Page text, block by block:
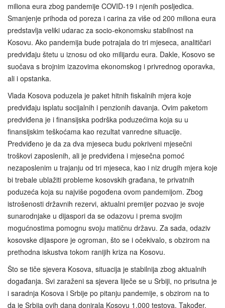
miliona eura zbog pandemije COVID-19 i njenih posljedica.
Smanjenje prihoda od poreza i carina za više od 200 miliona eura
predstavlja veliki udarac za socio-ekonomsku stabilnost na
Kosovu. Ako pandemija bude potrajala do tri mjeseca, analitičari
predviđaju štetu u iznosu od oko milijardu eura. Dakle, Kosovo se
suočava s brojnim izazovima ekonomskog i privrednog oporavka,
ali i opstanka.
Vlada Kosova poduzela je paket hitnih fiskalnih mjera koje
predviđaju isplatu socijalnih i penzionih davanja. Ovim paketom
predviđena je i finansijska podrška poduzećima koja su u
finansijskim teškoćama kao rezultat vanredne situacije.
Predviđeno je da za dva mjeseca budu pokriveni mjesečni
troškovi zaposlenih, ali je predviđena i mjesečna pomoć
nezaposlenim u trajanju od tri mjeseca, kao i niz drugih mjera koje
bi trebale ublažiti probleme kosovskih građana, te privatnih
poduzeća koja su najviše pogođena ovom pandemijom. Zbog
istrošenosti državnih rezervi, aktualni premijer pozvao je svoje
sunarodnjake u dijaspori da se odazovu i prema svojim
mogućnostima pomognu svoju matičnu državu. Za sada, odaziv
kosovske dijaspore je ogroman, što se i očekivalo, s obzirom na
prethodna iskustva tokom ranijih kriza na Kosovu.
Što se tiče sjevera Kosova, situacija je stabilnija zbog aktualnih
događanja. Svi zaraženi sa sjevera liječe se u Srbiji, no prisutna je
i saradnja Kosova i Srbije po pitanju pandemije, s obzirom na to
da je Srbija ovih dana donirala Kosovu 1.000 testova. Također,